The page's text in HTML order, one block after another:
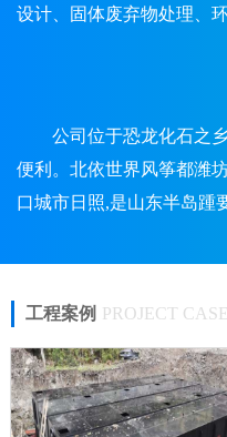
设计、固体废弃物处理、
公司位于恐龙化石之乡
便利。北依世界风筝都潍
口城市日照,是山东半岛踵
工程案例 PROJECT CASE